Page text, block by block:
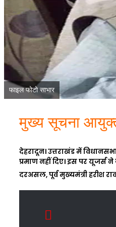
फाइल फोटो साभार
मुख्य सूचना आयुक्त
देहरादून। उत्तराखंड में
प्रमाण नहीं दिए। इस पर
दरअसल, पूर्व मुख्यमंत्री हरीश